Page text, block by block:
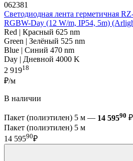
062381
Светодиодная лента герметичная
RGBW-Day (12 W/m, IP54, 5m)
Red | Красный 625 nm
Green | Зелёный 525 nm
Blue | Синий 470 nm
Day | Дневной 4000 K
2 91918
₽/м
В наличии
Пакет (полиэтилен) 5 м — 14 59590 ₽
Пакет (полиэтилен) 5 м
14 59590₽